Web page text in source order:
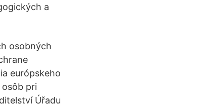
a
osobných
európskeho
pri
Úřadu